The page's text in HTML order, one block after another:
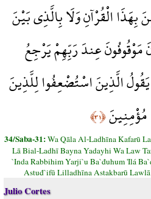
بِهَذَا الْقُرْآنِ وَلَا بِالَّذِي بَيْنَ
مَوْقُوفُونَ عِندَ رَبِّهِمْ يَرْجِعُ
الَّذِينَ اسْتُضْعِفُوا لِلَّذِينَ
مُؤْمِنِينَ﴿٣١﴾
34/Saba-31:Wa Qāla Al-Ladhīna Kafarū
Lā Bial-Ladhī Bayna Yadayhi Wa Law
`Inda Rabbihim Yarji`u Ba`đuhum 'Ilá
Astuđ`ifū Lilladhīna Astakbarū
Julio Cortes